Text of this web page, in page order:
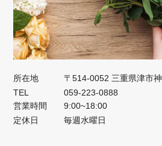
所在地
〒514-0052 三重県津市
TEL
059-223-0888
営業時間
9:00~18:00
定休日
毎週水曜日